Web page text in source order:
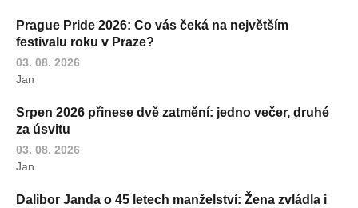
Prague Pride 2026: Co vás čeká na největším
festivalu roku v Praze?
03. 08. 2026
Jan
Srpen 2026 přinese dvě zatmění: jedno večer, druhé
za úsvitu
03. 08. 2026
Jan
Dalibor Janda o 45 letech manželství: Žena zvládla i